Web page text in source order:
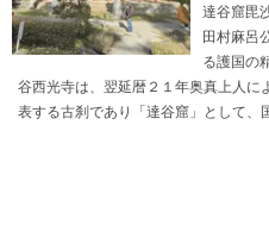
達谷窟毘
田村麻呂
る護国の
谷西光寺は、翌延暦２１年奥真上人に
表する古刹であり「達谷窟」として、